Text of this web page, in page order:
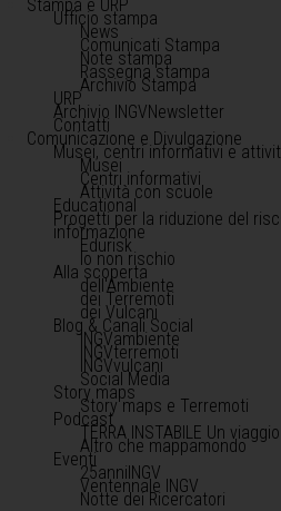
Stampa e URP
Ufficio stampa
News
Comunicati Stampa
Note stampa
Rassegna stampa
Archivio Stampa
URP
Archivio INGVNewsletter
Contatti
Comunicazione e Divulgazione
Musei, centri informativi e
Musei
Centri informativi
Attività con scuole
Educational
Progetti per la riduzione del
informazione
Edurisk
Io non rischio
Alla scoperta
dell'Ambiente
dei Terremoti
dei Vulcani
Blog & Canali Social
INGVambiente
INGVterremoti
INGVvulcani
Social Media
Story maps
Story maps e Terremoti
Podcast
TERRA INSTABILE Un
Altro che mappamondo
Eventi
25anniINGV
Ventennale INGV
Notte dei Ricercatori